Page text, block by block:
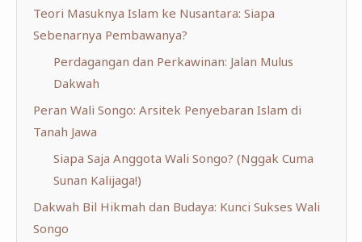
Teori Masuknya Islam ke Nusantara: Siapa
Sebenarnya Pembawanya?
Perdagangan dan Perkawinan: Jalan Mulus
Dakwah
Peran Wali Songo: Arsitek Penyebaran Islam di
Tanah Jawa
Siapa Saja Anggota Wali Songo? (Nggak Cuma
Sunan Kalijaga!)
Dakwah Bil Hikmah dan Budaya: Kunci Sukses Wali
Songo